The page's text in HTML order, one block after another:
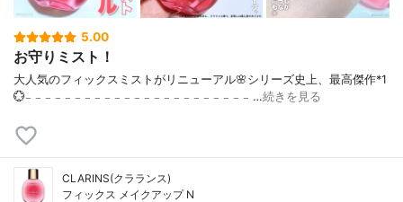
5.00
お守りミスト！
大人気のフィックスミストがリニューアル🌸シリーズ史上、最高傑作*1
💮𓐄 𓐄 𓐄 𓐄 𓐄 𓐄 𓐄 𓐄 𓐄 𓐄 𓐄 𓐄 𓐄 𓐄 𓐄 𓐄 𓐄 𓐄 𓐄 𓐄 𓐄 𓐄 𓐄 …続きを見る
CLARINS(クラランス)
フィックス メイクアップ N